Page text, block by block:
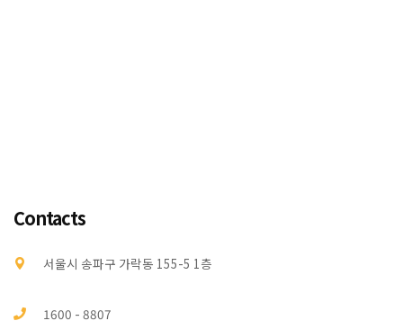
Contacts
서울시 송파구 가락동 155-5 1층
1600 - 8807